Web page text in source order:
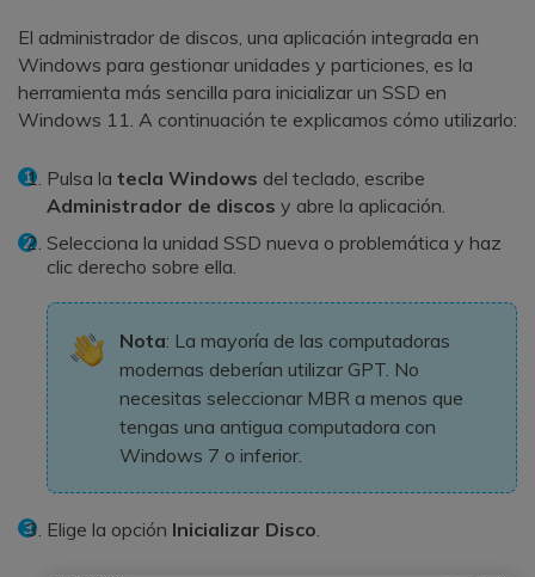
El administrador de discos, una aplicación integrada en
Windows para gestionar unidades y particiones, es la
herramienta más sencilla para inicializar un SSD en
Windows 11. A continuación te explicamos cómo utilizarlo:
Pulsa la tecla Windows del teclado, escribe
Administrador de discos y abre la aplicación.
Selecciona la unidad SSD nueva o problemática y haz
clic derecho sobre ella.
Nota: La mayoría de las computadoras
modernas deberían utilizar GPT. No
necesitas seleccionar MBR a menos que
tengas una antigua computadora con
Windows 7 o inferior.
Elige la opción Inicializar Disco.